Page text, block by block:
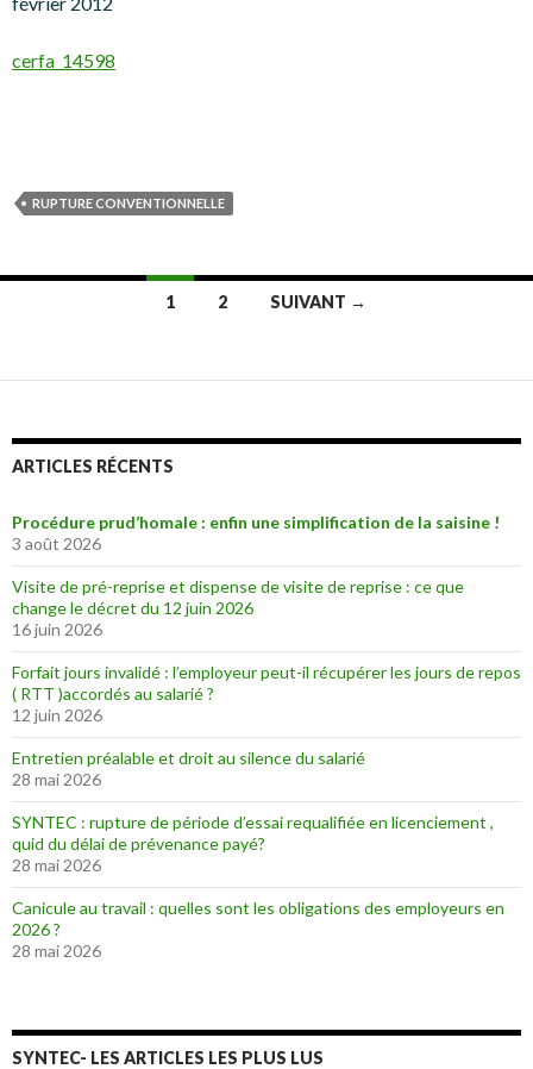
cerfa_14598
RUPTURE CONVENTIONNELLE
articles
1 2 SUIVANT →
ARTICLES RÉCENTS
Procédure prud’homale : enfin une simplification de la saisine !
3 août 2026
Visite de pré-reprise et dispense de visite de reprise : ce que
change le décret du 12 juin 2026
16 juin 2026
Forfait jours invalidé : l’employeur peut-il récupérer les jours de repos
( RTT )accordés au salarié ?
12 juin 2026
Entretien préalable et droit au silence du salarié
28 mai 2026
SYNTEC : rupture de période d’essai requalifiée en licenciement ,
quid du délai de prévenance payé?
28 mai 2026
Canicule au travail : quelles sont les obligations des employeurs en
2026 ?
28 mai 2026
SYNTEC- LES ARTICLES LES PLUS LUS